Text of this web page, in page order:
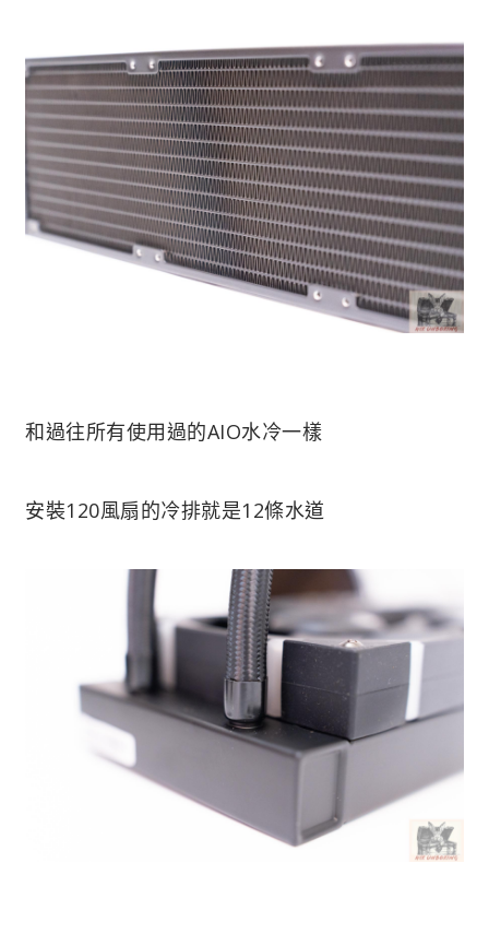
和過往所有使用過的AIO水冷一樣
安裝120風扇的冷排就是12條水道